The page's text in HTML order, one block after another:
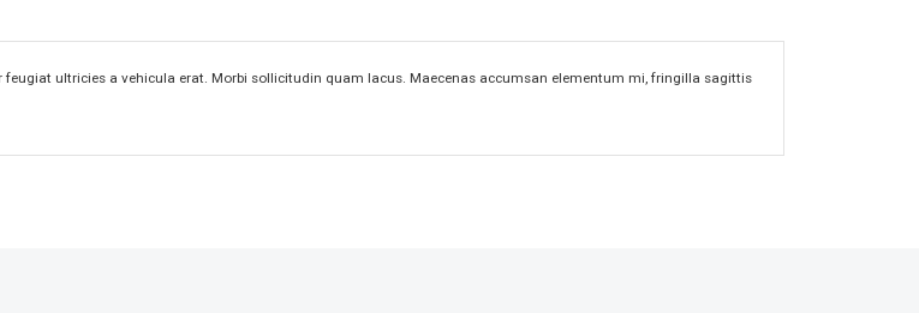
ultricies a vehicula erat. Morbi sollicitudin quam lacus. Maecenas accumsan elementum mi, fringilla sagittis